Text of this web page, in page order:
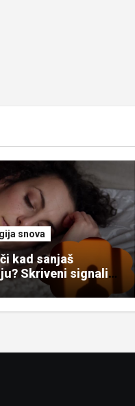
snova
kad sanjaš
Skriveni signali